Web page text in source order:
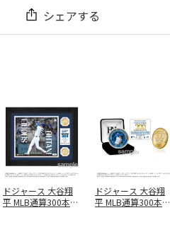
シェアする
ドジャース 大谷翔
平 MLB通算300本塁
ドジャース 大谷翔
平 MLB通算300本塁